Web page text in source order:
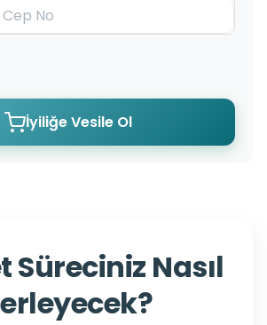
İyiliğe Vesile Ol
Süreciniz Nasıl